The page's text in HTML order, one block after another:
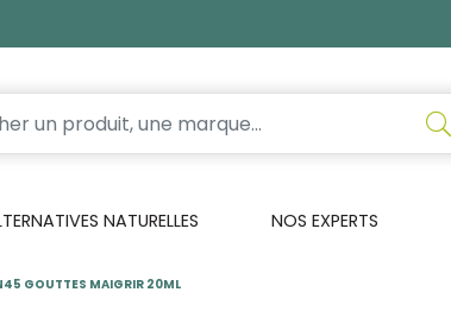
NATURELLES NOS EXPERTS
GOUTTES MAIGRIR 20ML